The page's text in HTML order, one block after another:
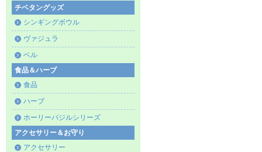
チベタングッズ
シンギングボウル
ヴァジュラ
ベル
食品＆ハーブ
食品
ハーブ
ホーリーバジルシリーズ
アクセサリー＆お守り
アクセサリー